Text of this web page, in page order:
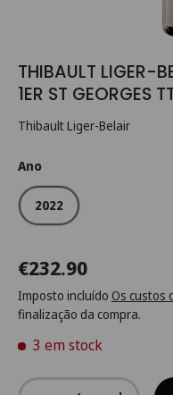
THIBAULT LIGER-
1ER ST GEORGES
Thibault Liger-Belair
Ano
2022
€232.90
Imposto incluído Os custos
finalização da compra.
3 em stock
Qtd.